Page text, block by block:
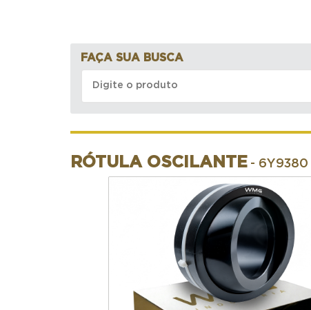
FAÇA SUA BUSCA
RÓTULA OSCILANTE - 6Y9380